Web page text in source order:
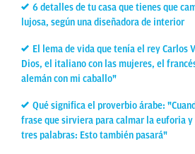
6 detalles de tu casa que tienes que
lujosa, según una diseñadora de interior
El lema de vida que tenía el rey Carlos
Dios, el italiano con las mujeres, el
alemán con mi caballo"
Qué significa el proverbio árabe:
frase que sirviera para calmar la euforia
tres palabras: Esto también pasará"